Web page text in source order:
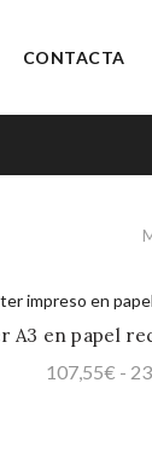
CONTACTA
QUICK
A3 en papel
107,55€ -